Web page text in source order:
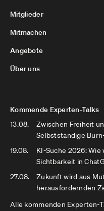
Mitglieder
Mitmachen
Angebote
Über uns
Kommende Experten-Talks
13.08.
Zwischen Freiheit
Selbstständige
19.08.
KI-Suche 2026:
Sichtbarkeit in
27.08.
Zukunft wird aus
herausfordernden
Alle kommenden Experten-